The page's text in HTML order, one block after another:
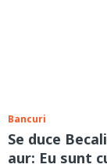
Bancuri
Se duce
aur: Eu sunt